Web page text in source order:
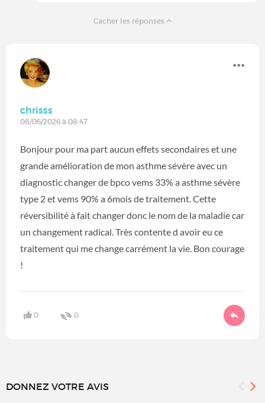
Cacher les réponses
chrisss
08/06/2026 à 08:47
Bonjour pour ma part aucun effets secondaires et une
grande amélioration de mon asthme sévère avec un
diagnostic changer de bpco vems 33% a asthme sévère
type 2 et vems 90% a 6mois de traitement. Cette
réversibilité à fait changer donc le nom de la maladie car
un changement radical. Très contente d avoir eu ce
traitement qui me change carrément la vie. Bon courage
!
0 0
DONNEZ VOTRE AVIS